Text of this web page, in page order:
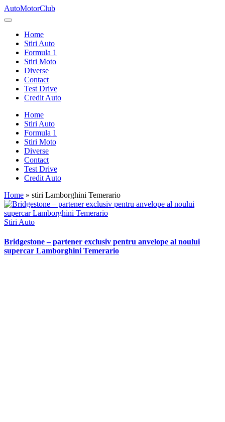
Skip
to
AutoMotorClub
Totul
masini
pasionatii
masini
Home
Stiri Auto
Formula 1
Stiri Moto
Diverse
Contact
Test Drive
Credit Auto
Home
Stiri Auto
Formula 1
Stiri Moto
Diverse
Contact
Test Drive
Credit Auto
Home » stiri Lamborghini Temerario
Posted
Stiri Auto
Bridgestone – partener exclusiv pentru anvelope al noului
supercar Lamborghini Temerario